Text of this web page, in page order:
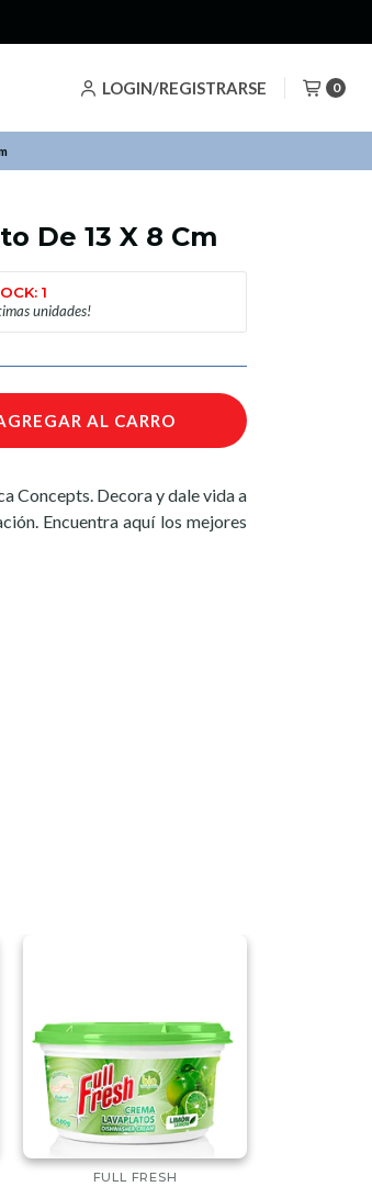
LOGIN/REGISTRARSE 0
De 13 X 8 Cm
1
unidades!
AL CARRO
Concepts. Decora y dale vida a
Encuentra aquí los mejores
FULL FRESH